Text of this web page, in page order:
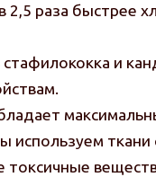
2,5 раза
и
используем ткани